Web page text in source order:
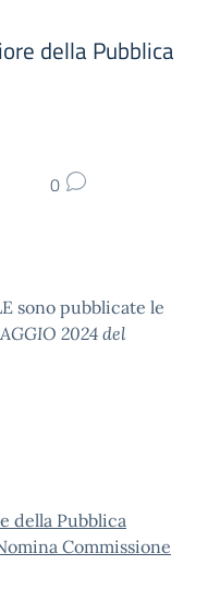
della Pubblica
0
sono pubblicate le
2024 del
della Pubblica
Commissione